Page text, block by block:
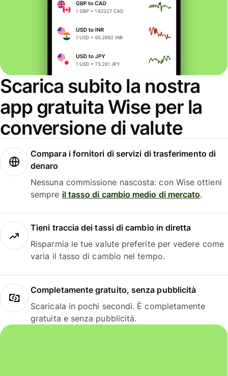
Scarica subito la nostra
app gratuita Wise per la
conversione di valute
Compara i fornitori di servizi di trasferimento di
denaro
Nessuna commissione nascosta: con Wise ottieni
sempre il tasso di cambio medio di mercato.
Tieni traccia dei tassi di cambio in diretta
Risparmia le tue valute preferite per vedere come
varia il tasso di cambio nel tempo.
Completamente gratuito, senza pubblicità
Scaricala in pochi secondi. È completamente
gratuita e senza pubblicità.